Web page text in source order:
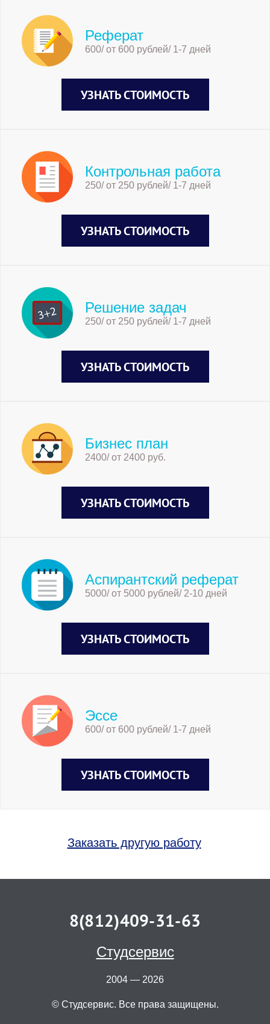
Реферат
600/ от 600 рублей/ 1-7 дней
УЗНАТЬ СТОИМОСТЬ
Контрольная работа
250/ от 250 рублей/ 1-7 дней
УЗНАТЬ СТОИМОСТЬ
Решение задач
250/ от 250 рублей/ 1-7 дней
УЗНАТЬ СТОИМОСТЬ
Бизнес план
2400/ от 2400 руб.
УЗНАТЬ СТОИМОСТЬ
Аспирантский реферат
5000/ от 5000 рублей/ 2-10 дней
УЗНАТЬ СТОИМОСТЬ
Эссе
600/ от 600 рублей/ 1-7 дней
УЗНАТЬ СТОИМОСТЬ
Заказать другую работу
8(812)409-31-63
Студсервис
2004 — 2026
© Студсервис. Все права защищены.